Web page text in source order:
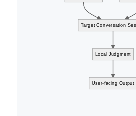
Target Conversation
Local Judgment
User-facing Output